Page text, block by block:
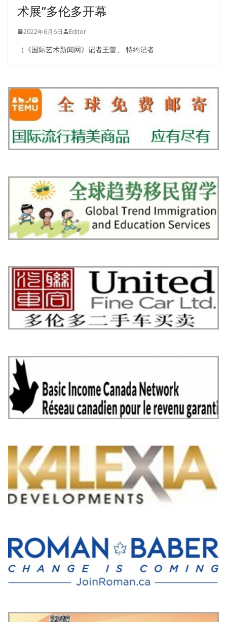
术展”多伦多开幕
2022年6月6日 Editor
（《国际艺术新闻网》记者王蕾、 特约记者